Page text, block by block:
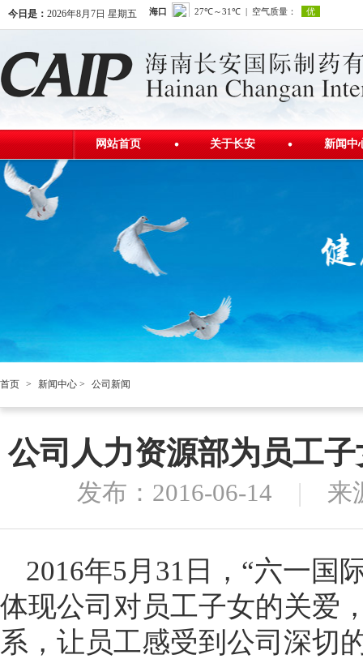
今日是： 2026年8月7日 星期五
网站首页 关于长安 新闻中
首页 > 新闻中心 > 公司新闻
公司人力资源部为员工
发布：2016-06-14 来
2016年5月31日，“六一国
体现公司对员工子女的关爱
系，让员工感受到公司深切